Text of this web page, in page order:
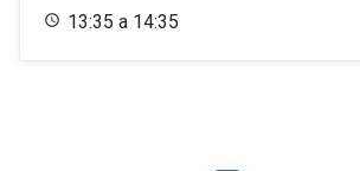
13:35 a 14:35